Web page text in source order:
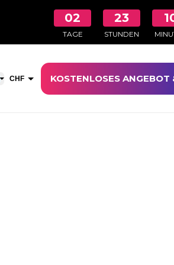
02
TAGE
23
STUNDEN
öffnen
CHF KOSTENLOSES